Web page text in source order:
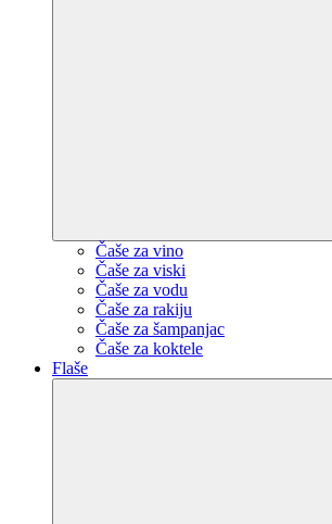
Čaše za vino
Čaše za viski
Čaše za vodu
Čaše za rakiju
Čaše za šampanjac
Čaše za koktele
Flaše